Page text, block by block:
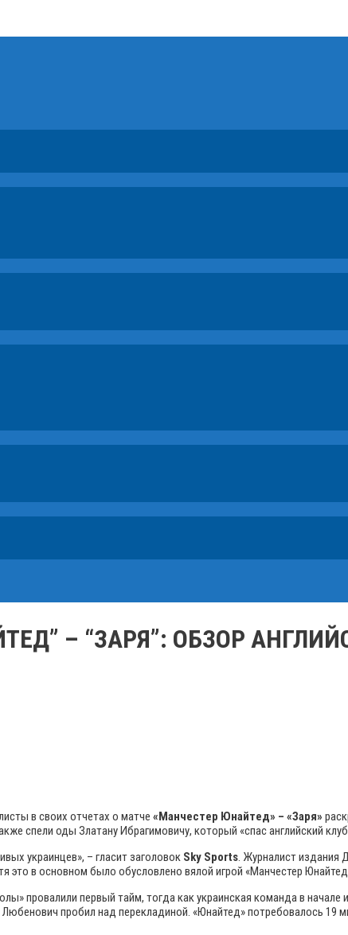
– “ЗАРЯ”: ОБЗОР
в своих отчетах о матче «Манчестер Юнайтед» – «Заря»
спели оды Златану Ибрагимовичу, который «спас английский
украинцев», – гласит заголовок Sky Sports. Журналист издания
это в основном было обусловлено вялой игрой «Манчестер
провалили первый тайм, тогда как украинская команда в
пробил над перекладиной. «Юнайтед» потребовалось 19